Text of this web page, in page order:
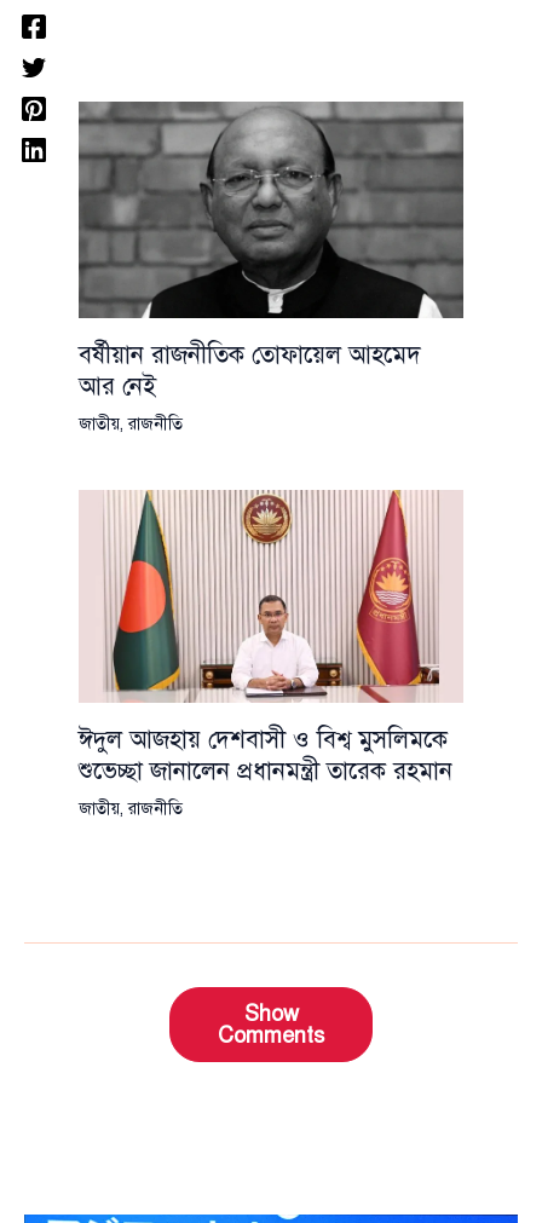
বর্ষীয়ান রাজনীতিক তোফায়েল আহমেদ
আর নেই
জাতীয়,রাজনীতি
ঈদুল আজহায় দেশবাসী ও বিশ্ব মুসলিমকে
শুভেচ্ছা জানালেন প্রধানমন্ত্রী তারেক রহমান
জাতীয়,রাজনীতি
Show
Comments